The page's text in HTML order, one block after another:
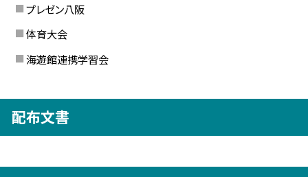
プレゼン八阪
体育大会
海遊館連携学習会
配布文書